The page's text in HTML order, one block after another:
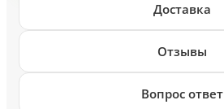
Доставка
Отзывы
Вопрос ответ